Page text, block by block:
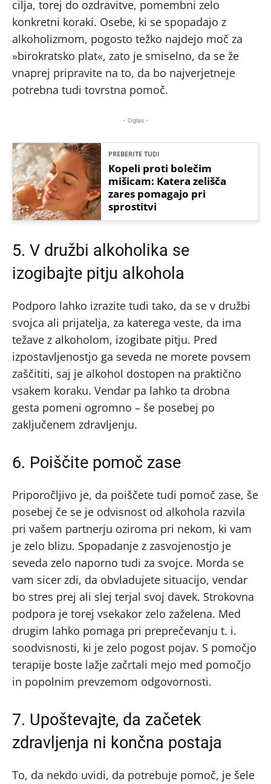
cilja, torej do ozdravitve, pomembni zelo
konkretni koraki. Osebe, ki se spopadajo z
alkoholizmom, pogosto težko najdejo moč za
»birokratsko plat«, zato je smiselno, da se že
vnaprej pripravite na to, da bo najverjetneje
potrebna tudi tovrstna pomoč.
- Oglas -
PREBERITE TUDI
Kopeli proti bolečim
mišicam: Katera zelišča
zares pomagajo pri
sprostitvi
5. V družbi alkoholika se
izogibajte pitju alkohola
Podporo lahko izrazite tudi tako, da se v družbi
svojca ali prijatelja, za katerega veste, da ima
težave z alkoholom, izogibate pitju. Pred
izpostavljenostjo ga seveda ne morete povsem
zaščititi, saj je alkohol dostopen na praktično
vsakem koraku. Vendar pa lahko ta drobna
gesta pomeni ogromno – še posebej po
zaključenem zdravljenju.
6. Poiščite pomoč zase
Priporočljivo je, da poiščete tudi pomoč zase, še
posebej če se je odvisnost od alkohola razvila
pri vašem partnerju oziroma pri nekom, ki vam
je zelo blizu. Spopadanje z zasvojenostjo je
seveda zelo naporno tudi za svojce. Morda se
vam sicer zdi, da obvladujete situacijo, vendar
bo stres prej ali slej terjal svoj davek. Strokovna
podpora je torej vsekakor zelo zaželena. Med
drugim lahko pomaga pri preprečevanju t. i.
soodvisnosti, ki je zelo pogost pojav. S pomočjo
terapije boste lažje začrtali mejo med pomočjo
in popolnim prevzemom odgovornosti.
7. Upoštevajte, da začetek
zdravljenja ni končna postaja
To, da nekdo uvidi, da potrebuje pomoč, je šele